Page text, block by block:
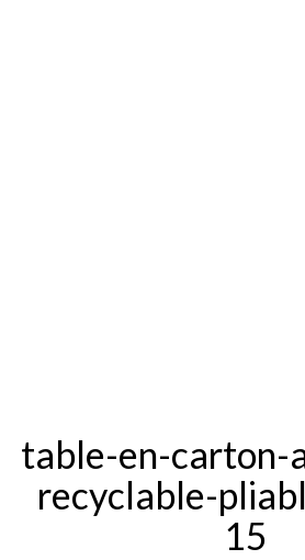
table-en-carton-
recyclable-
15